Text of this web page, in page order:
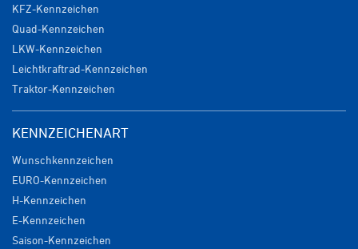
KFZ-Kennzeichen
Quad-Kennzeichen
LKW-Kennzeichen
Leichtkraftrad-Kennzeichen
Traktor-Kennzeichen
KENNZEICHENART
Wunschkennzeichen
EURO-Kennzeichen
H-Kennzeichen
E-Kennzeichen
Saison-Kennzeichen